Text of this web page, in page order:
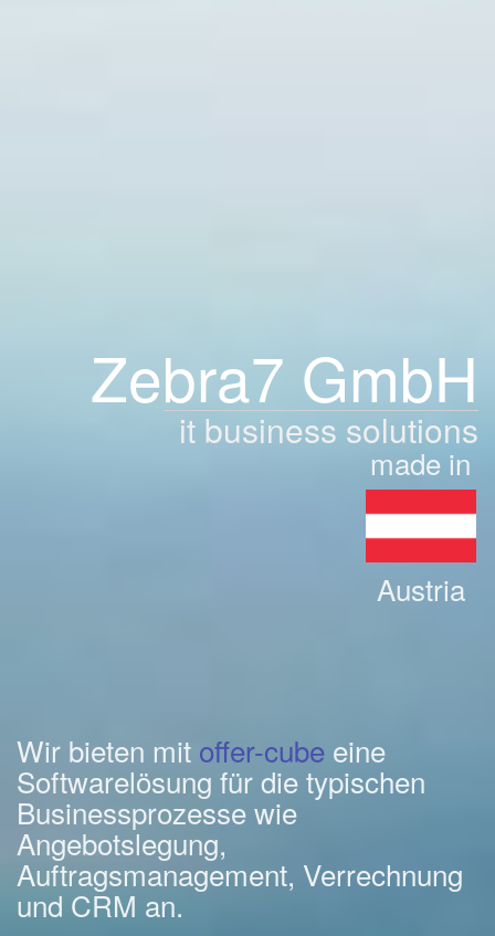
Zebra7 GmbH
it business solutions
made in
Austria
Wir bieten mit offer-cube eine
Softwarelösung für die typischen
Businessprozesse wie
Angebotslegung,
Auftragsmanagement, Verrechnung
und CRM an.